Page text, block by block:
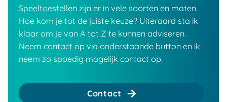
Speeltoestellen zijn er in vele soorten en maten.
Hoe kom je tot de juiste keuze? Uiteraard sta ik
klaar om je van A tot Z te kunnen adviseren.
Neem contact op via onderstaande button en ik
neem zo spoedig mogelijk contact op.
Contact